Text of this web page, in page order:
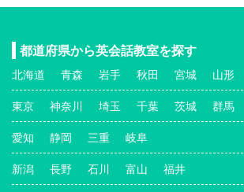
都道府県から英会話教室を探す
北海道 青森 岩手 秋田 宮城 山形
東京 神奈川 埼玉 千葉 茨城 群馬
愛知 静岡 三重 岐阜
新潟 長野 石川 富山 福井